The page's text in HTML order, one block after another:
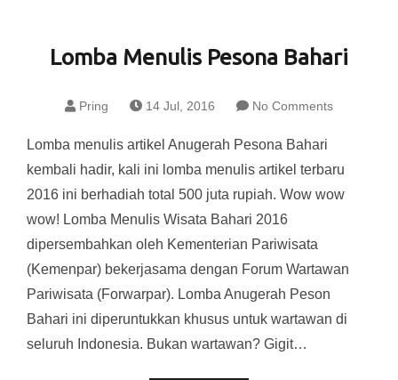
Lomba Menulis Pesona Bahari
Pring 14 Jul, 2016 No Comments
Lomba menulis artikel Anugerah Pesona Bahari
kembali hadir, kali ini lomba menulis artikel terbaru
2016 ini berhadiah total 500 juta rupiah. Wow wow
wow! Lomba Menulis Wisata Bahari 2016
dipersembahkan oleh Kementerian Pariwisata
(Kemenpar) bekerjasama dengan Forum Wartawan
Pariwisata (Forwarpar). Lomba Anugerah Peson
Bahari ini diperuntukkan khusus untuk wartawan di
seluruh Indonesia. Bukan wartawan? Gigit…